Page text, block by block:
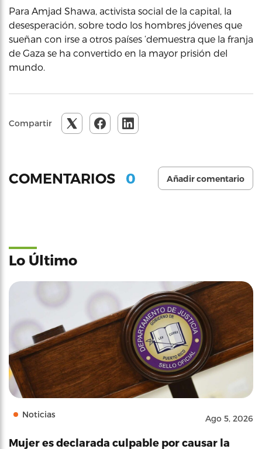
Para Amjad Shawa, activista social de la capital, la
desesperación, sobre todo los hombres jóvenes que
sueñan con irse a otros países ‘demuestra que la franja
de Gaza se ha convertido en la mayor prisión del
mundo.
Compartir
COMENTARIOS 0 Añadir comentario
Lo Último
Noticias Ago 5, 2026
Mujer es declarada culpable por causar la